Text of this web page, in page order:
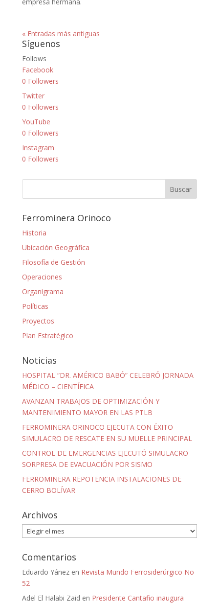
« Entradas más antiguas
Síguenos
Follows
Facebook
0 Followers
Twitter
0 Followers
YouTube
0 Followers
Instagram
0 Followers
Ferrominera Orinoco
Historia
Ubicación Geográfica
Filosofía de Gestión
Operaciones
Organigrama
Políticas
Proyectos
Plan Estratégico
Noticias
HOSPITAL “DR. AMÉRICO BABÓ” CELEBRÓ JORNADA
MÉDICO – CIENTÍFICA
AVANZAN TRABAJOS DE OPTIMIZACIÓN Y
MANTENIMIENTO MAYOR EN LAS PTLB
FERROMINERA ORINOCO EJECUTA CON ÉXITO
SIMULACRO DE RESCATE EN SU MUELLE PRINCIPAL
CONTROL DE EMERGENCIAS EJECUTÓ SIMULACRO
SORPRESA DE EVACUACIÓN POR SISMO
FERROMINERA REPOTENCIA INSTALACIONES DE
CERRO BOLÍVAR
Archivos
Archivos
Comentarios
Eduardo Yánezen Revista Mundo Ferrosiderúrgico No
52
Adel El Halabi Zaid en Presidente Cantafio inaugura